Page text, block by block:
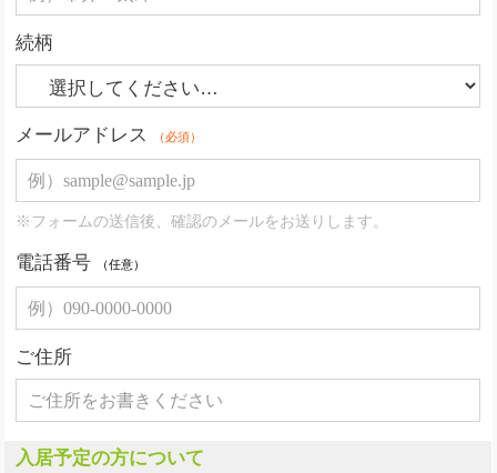
続柄
メールアドレス （必須）
※フォームの送信後、確認のメールをお送りします。
電話番号 （任意）
ご住所
入居予定の方について